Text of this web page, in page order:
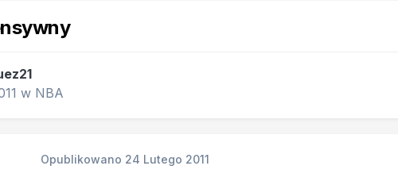
w NBA
Opublikowano 24 Lutego 2011